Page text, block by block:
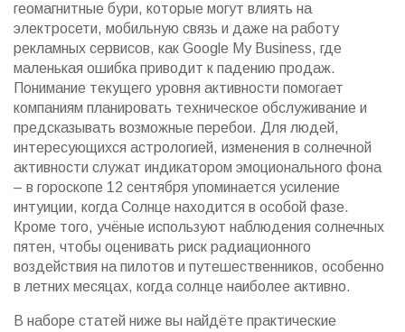
геомагнитные бури, которые могут влиять на
электросети, мобильную связь и даже на работу
рекламных сервисов, как Google My Business, где
маленькая ошибка приводит к падению продаж.
Понимание текущего уровня активности помогает
компаниям планировать техническое обслуживание и
предсказывать возможные перебои. Для людей,
интересующихся астрологией, изменения в солнечной
активности служат индикатором эмоционального фона
– в гороскопе 12 сентября упоминается усиление
интуиции, когда Солнце находится в особой фазе.
Кроме того, учёные используют наблюдения солнечных
пятен, чтобы оценивать риск радиационного
воздействия на пилотов и путешественников, особенно
в летних месяцах, когда солнце наиболее активно.
В наборе статей ниже вы найдёте практические